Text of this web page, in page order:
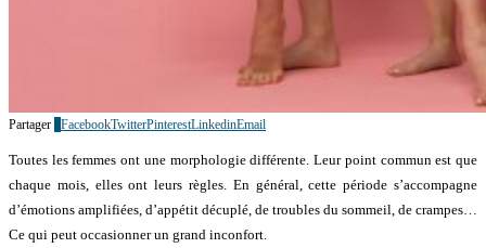
Partager FacebookTwitterPinterestLinkedinEmail
Toutes les femmes ont une morphologie différente. Leur point commun est que
chaque mois, elles ont leurs règles. En général, cette période s’accompagne
d’émotions amplifiées, d’appétit décuplé, de troubles du sommeil, de crampes…
Ce qui peut occasionner un grand inconfort.